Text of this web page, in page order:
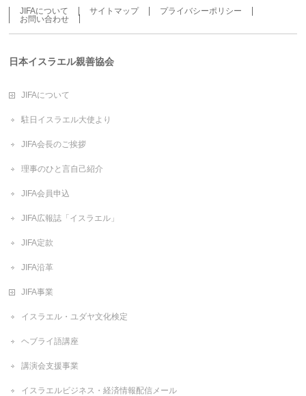
JIFAについて サイトマップ
プライバシーポリシー
お問い合わせ
日本イスラエル親善協会
JIFAについて
駐日イスラエル大使より
JIFA会長のご挨拶
理事のひと言自己紹介
JIFA会員申込
JIFA広報誌「イスラエル」
JIFA定款
JIFA沿革
JIFA事業
イスラエル・ユダヤ文化検定
ヘブライ語講座
講演会支援事業
イスラエルビジネス・経済情報配信メール